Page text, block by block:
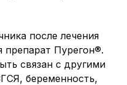
после лечения
препарат Пурегон®.
связан с другими
беременность,